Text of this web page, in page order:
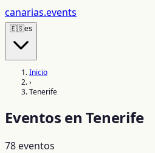
canarias.events
🇪🇸es
Inicio
›
Tenerife
Eventos en Tenerife
78eventos